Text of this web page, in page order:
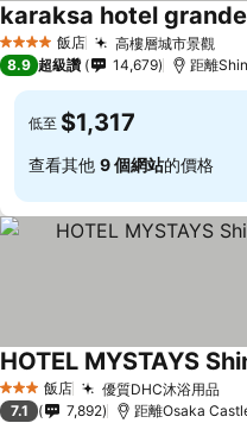
4 星級 飯店 高樓層城市景觀查
karaksa hotel
8.9 超級讚 14,679 距離
低至 $1,317
查看其他 9 個網站的價格
3 星級 飯店 優質DHC沐浴用品查
查看價格
7.1 7,892 距離Osaka